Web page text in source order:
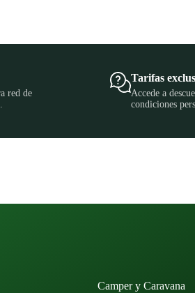
red de
Tarifas
Accede a
condiciones
Camper y Caravana